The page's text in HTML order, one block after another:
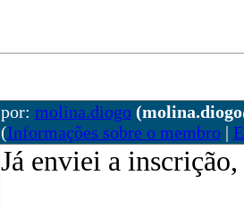
por: molina.diogo
(Informações sobre o membro|
Já enviei a